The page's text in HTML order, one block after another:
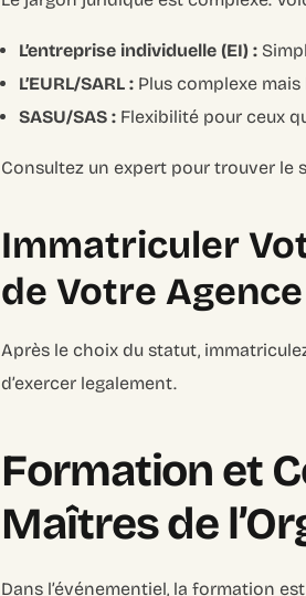
L’entreprise individuelle (EI) :
L’EURL/SARL : Plus complexe
SASU/SAS : Flexibilité pour ceux
Consultez un expert pour trouver le
Immatriculer
de Votre Agence
Après le choix du statut,
d’exercer legalement.
Formation et
Maîtres de
Dans l’événementiel, la formation